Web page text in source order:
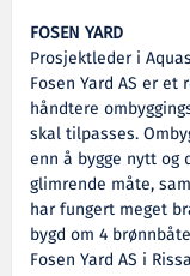
FOSEN YARD
Prosjektleder i
Fosen Yard AS er
håndtere
skal tilpasses.
enn å bygge nytt og
glimrende måte,
har fungert meget
bygd om 4
Fosen Yard AS i